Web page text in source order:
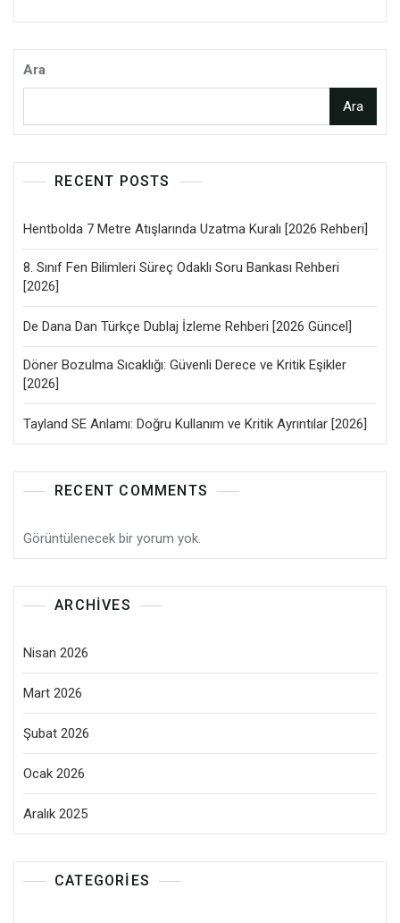
Ara
Ara
RECENT POSTS
Hentbolda 7 Metre Atışlarında Uzatma Kuralı [2026 Rehberi]
8. Sınıf Fen Bilimleri Süreç Odaklı Soru Bankası Rehberi
[2026]
De Dana Dan Türkçe Dublaj İzleme Rehberi [2026 Güncel]
Döner Bozulma Sıcaklığı: Güvenli Derece ve Kritik Eşikler
[2026]
Tayland SE Anlamı: Doğru Kullanım ve Kritik Ayrıntılar [2026]
RECENT COMMENTS
Görüntülenecek bir yorum yok.
ARCHIVES
Nisan 2026
Mart 2026
Şubat 2026
Ocak 2026
Aralık 2025
CATEGORIES